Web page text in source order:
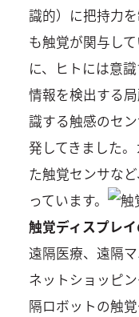
識的）に把持力
も触覚が関与し
に、ヒトには意
情報を検出する
識する触感のセ
発してきました
た触覚センサな
っています。
触覚ディスプレ
遠隔医療、遠隔
ネットショッピ
隔ロボットの触